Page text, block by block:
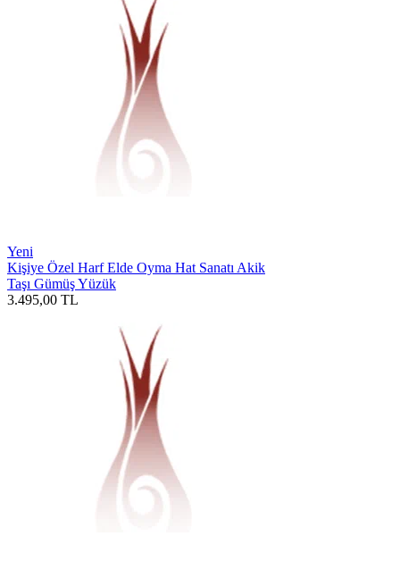
Yeni
Kişiye Özel Harf Elde Oyma Hat Sanatı Akik
Taşı Gümüş Yüzük
3.495,00 TL